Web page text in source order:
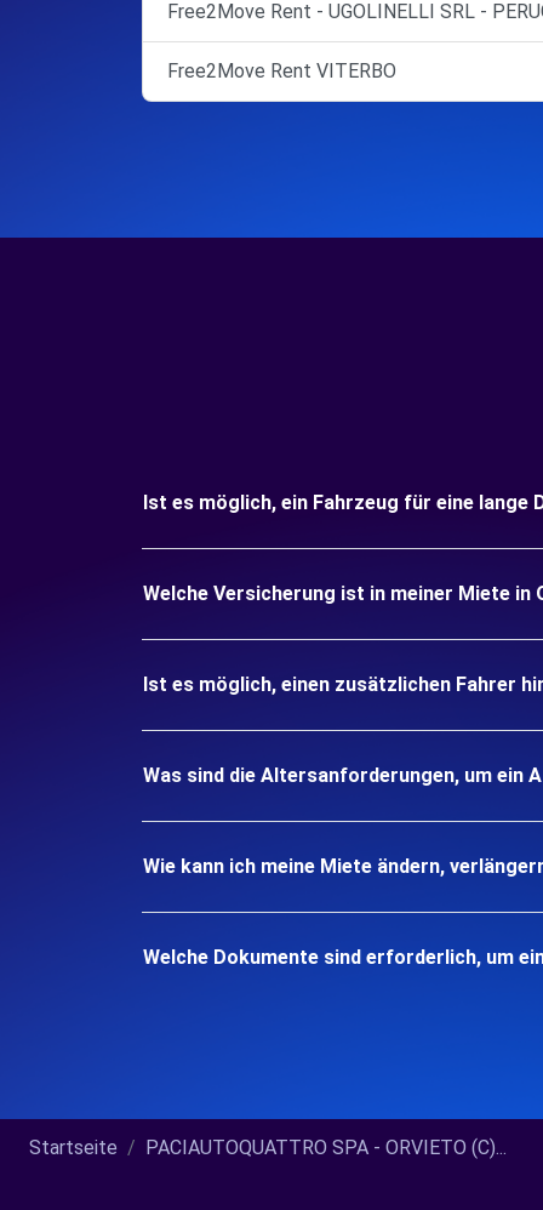
Free2Move Rent - UGOLINELLI SRL -
Free2Move Rent VITERBO
Ist es möglich, ein Fahrzeug für eine lange
Welche Versicherung ist in meiner Miete in
Ist es möglich, einen zusätzlichen Fahrer
Was sind die Altersanforderungen, um ein
Wie kann ich meine Miete ändern,
Welche Dokumente sind erforderlich, um
Startseite PACIAUTOQUATTRO SPA - ORVIETO (C)...